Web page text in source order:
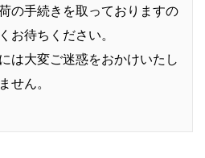
の手続きを取っておりますの
お待ちください。
は大変ご迷惑をおかけいたし
せん。